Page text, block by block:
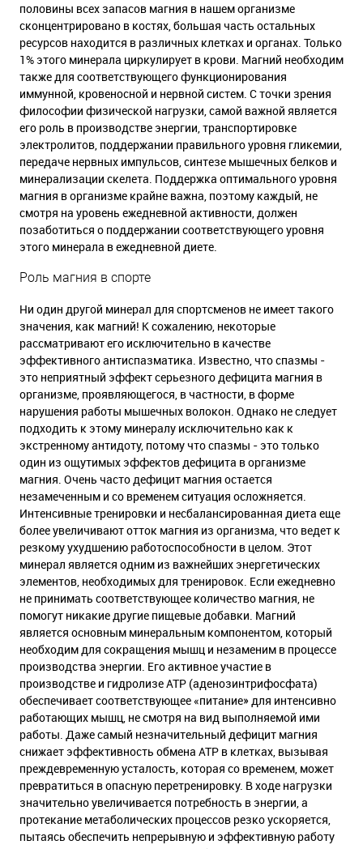
половины всех запасов магния в нашем организме
сконцентрировано в костях, большая часть остальных
ресурсов находится в различных клетках и органах. Только
1% этого минерала циркулирует в крови. Магний необходим
также для соответствующего функционирования
иммунной, кровеносной и нервной систем. С точки зрения
философии физической нагрузки, самой важной является
его роль в производстве энергии, транспортировке
электролитов, поддержании правильного уровня гликемии,
передаче нервных импульсов, синтезе мышечных белков и
минерализации скелета. Поддержка оптимального уровня
магния в организме крайне важна, поэтому каждый, не
смотря на уровень ежедневной активности, должен
позаботиться о поддержании соответствующего уровня
этого минерала в ежедневной диете.
Роль магния в спорте
Ни один другой минерал для спортсменов не имеет такого
значения, как магний! К сожалению, некоторые
рассматривают его исключительно в качестве
эффективного антиспазматика. Известно, что спазмы -
это неприятный эффект серьезного дефицита магния в
организме, проявляющегося, в частности, в форме
нарушения работы мышечных волокон. Однако не следует
подходить к этому минералу исключительно как к
экстренному антидоту, потому что спазмы - это только
один из ощутимых эффектов дефицита в организме
магния. Очень часто дефицит магния остается
незамеченным и со временем ситуация осложняется.
Интенсивные тренировки и несбалансированная диета еще
более увеличивают отток магния из организма, что ведет к
резкому ухудшению работоспособности в целом. Этот
минерал является одним из важнейших энергетических
элементов, необходимых для тренировок. Если ежедневно
не принимать соответствующее количество магния, не
помогут никакие другие пищевые добавки. Магний
является основным минеральным компонентом, который
необходим для сокращения мышц и незаменим в процессе
производства энергии. Его активное участие в
производстве и гидролизе ATP (аденозинтрифосфата)
обеспечивает соответствующее «питание» для интенсивно
работающих мышц, не смотря на вид выполняемой ими
работы. Даже самый незначительный дефицит магния
снижает эффективность обмена ATP в клетках, вызывая
преждевременную усталость, которая со временем, может
превратиться в опасную перетренировку. В ходе нагрузки
значительно увеличивается потребность в энергии, а
протекание метаболических процессов резко ускоряется,
пытаясь обеспечить непрерывную и эффективную работу